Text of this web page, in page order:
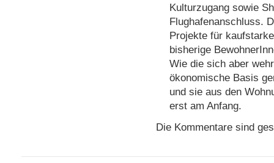
Kulturzugang sowie
Flughafenanschluss.
Projekte für
bisherige
Wie die sich aber
ökonomische Basis
und sie aus den
erst am Anfang.
Die Kommentare sind